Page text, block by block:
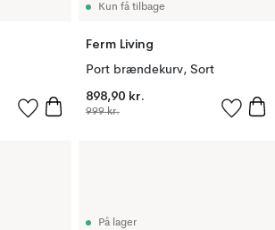
Kun få tilbage
Ferm Living
Port brændekurv, Sort
898,90 kr.
999 kr.
På lager